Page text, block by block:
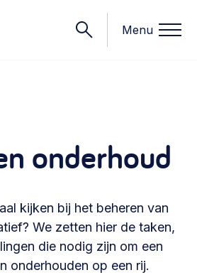
Menu
begroting en omzet >
onderhoud
kijken bij het beheren van
We zetten hier de taken,
die nodig zijn om een
onderhouden op een rij.